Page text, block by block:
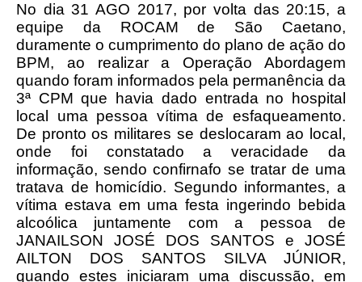
No dia 31 AGO 2017, por volta das 20:15, a
equipe da ROCAM de São Caetano,
duramente o cumprimento do plano de ação do
BPM, ao realizar a Operação Abordagem
quando foram informados pela permanência da
3ª CPM que havia dado entrada no hospital
local uma pessoa vítima de esfaqueamento.
De pronto os militares se deslocaram ao local,
onde foi constatado a veracidade da
informação, sendo confirnafo se tratar de uma
tratava de homicídio. Segundo informantes, a
vítima estava em uma festa ingerindo bebida
alcoólica juntamente com a pessoa de
JANAILSON JOSÉ DOS SANTOS e JOSÉ
AILTON DOS SANTOS SILVA JÚNIOR,
quando estes iniciaram uma discussão, em